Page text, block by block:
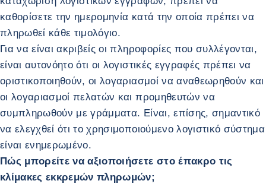
καθορίσετε την ημερομηνία κατά την οποία πρέπει να
πληρωθεί κάθε τιμολόγιο.
Για να είναι ακριβείς οι πληροφορίες που συλλέγονται,
είναι αυτονόητο ότι οι λογιστικές εγγραφές πρέπει να
οριστικοποιηθούν, οι λογαριασμοί να αναθεωρηθούν και
οι λογαριασμοί πελατών και προμηθευτών να
συμπληρωθούν με γράμματα. Είναι, επίσης, σημαντικό
να ελεγχθεί ότι το χρησιμοποιούμενο λογιστικό σύστημα
είναι ενημερωμένο.
Πώς μπορείτε να αξιοποιήσετε στο έπακρο τις
κλίμακες εκκρεμών πληρωμών;